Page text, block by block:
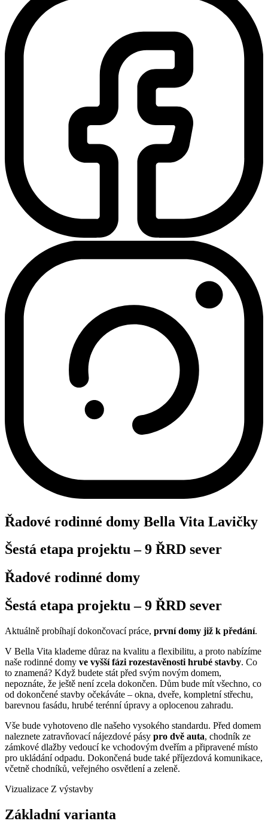
Řadové rodinné domy Bella Vita Lavičky
Šestá etapa projektu – 9 ŘRD sever
Řadové rodinné domy
Šestá etapa projektu – 9 ŘRD sever
Aktuálně probíhají dokončovací práce, první domy již k předání.
V Bella Vita klademe důraz na kvalitu a flexibilitu, a proto nabízíme
naše rodinné domy ve vyšší fázi rozestavěnosti hrubé stavby. Co
to znamená? Když budete stát před svým novým domem,
nepoznáte, že ještě není zcela dokončen. Dům bude mít všechno, co
od dokončené stavby očekáváte – okna, dveře, kompletní střechu,
barevnou fasádu, hrubé terénní úpravy a oplocenou zahradu.
Vše bude vyhotoveno dle našeho vysokého standardu. Před domem
naleznete zatravňovací nájezdové pásy pro dvě auta, chodník ze
zámkové dlažby vedoucí ke vchodovým dveřím a připravené místo
pro ukládání odpadu. Dokončená bude také příjezdová komunikace,
včetně chodníků, veřejného osvětlení a zeleně.
Vizualizace Z výstavby
Základní varianta